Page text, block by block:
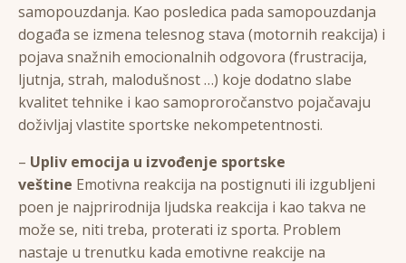
samopouzdanja. Kao posledica pada samopouzdanja
događa se izmena telesnog stava (motornih reakcija) i
pojava snažnih emocionalnih odgovora (frustracija,
ljutnja, strah, malodušnost …) koje dodatno slabe
kvalitet tehnike i kao samoproročanstvo pojačavaju
doživljaj vlastite sportske nekompetentnosti.
– Upliv emocija u izvođenje sportske
veštine Emotivna reakcija na postignuti ili izgubljeni
poen je najprirodnija ljudska reakcija i kao takva ne
može se, niti treba, proterati iz sporta. Problem
nastaje u trenutku kada emotivne reakcije na